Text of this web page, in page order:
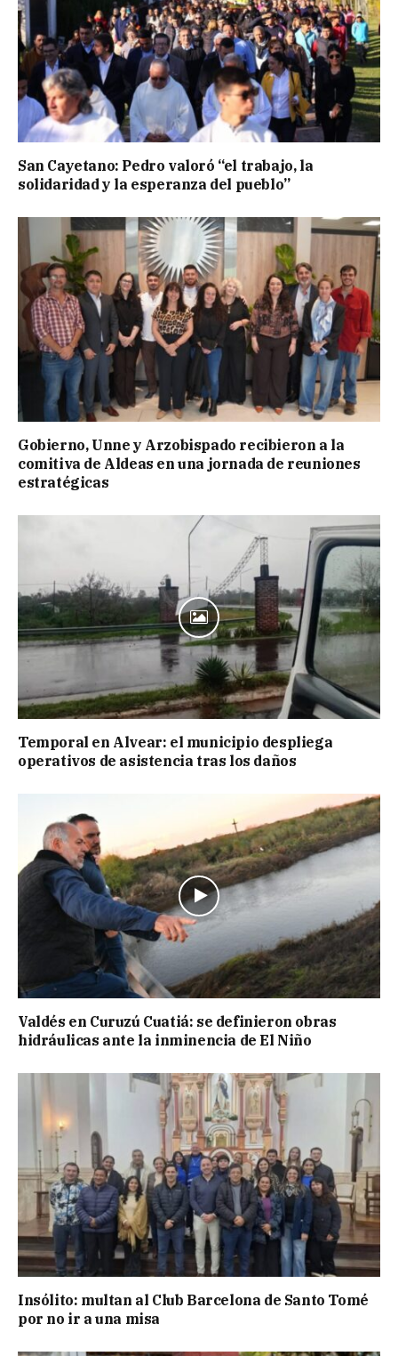
San Cayetano: Pedro valoró “el trabajo, la
solidaridad y la esperanza del pueblo”
Gobierno, Unne y Arzobispado recibieron a la
comitiva de Aldeas en una jornada de reuniones
estratégicas
Temporal en Alvear: el municipio despliega
operativos de asistencia tras los daños
Valdés en Curuzú Cuatiá: se definieron obras
hidráulicas ante la inminencia de El Niño
Insólito: multan al Club Barcelona de Santo Tomé
por no ir a una misa